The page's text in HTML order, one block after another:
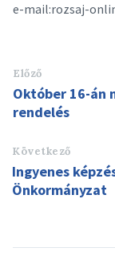
e-mail:rozsaj-
Előző
Október 16-án
rendelés
Következő
Ingyenes
Önkormányzat